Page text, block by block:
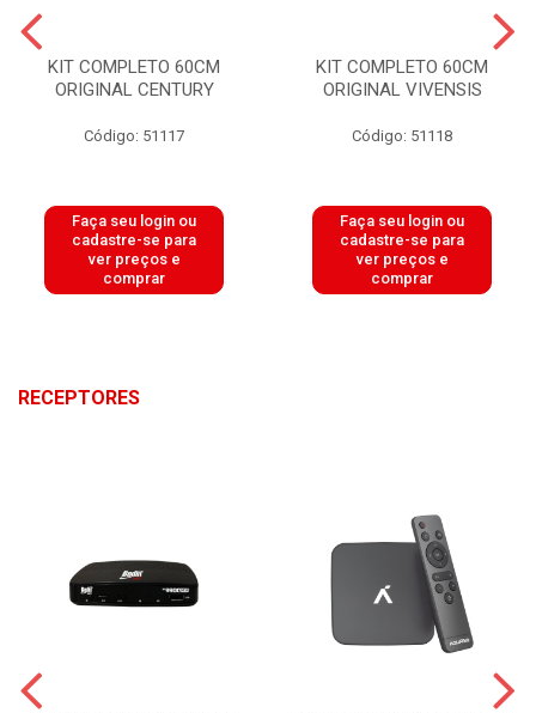
KIT COMPLETO 60CM
ORIGINAL CENTURY
Código: 51117
Faça seu login ou
cadastre-se para
ver preços e
comprar
KIT COMPLETO 60CM
ORIGINAL VIVENSIS
Código: 51118
Faça seu login ou
cadastre-se para
ver preços e
comprar
RECEPTORES